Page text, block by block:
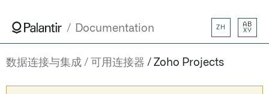
Documentation ZH
AB
XY
数据连接与集成 可用连接器 Zoho Projects